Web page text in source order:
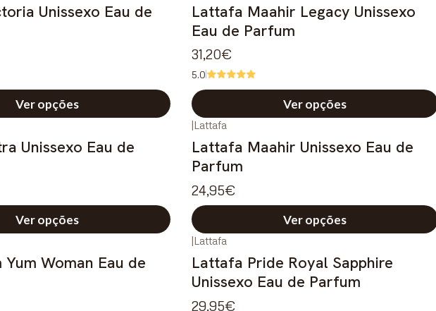
Unissexo Eau de
Ver opções
Lattafa Maahir Legacy Unissexo
Eau de Parfum
31,20€
5.0
Ver opções
Unissexo Eau de
Ver opções
|Lattafa
Lattafa Maahir Unissexo Eau de
Parfum
24,95€
Ver opções
Woman Eau de
|Lattafa
Lattafa Pride Royal Sapphire
Unissexo Eau de Parfum
29,95€